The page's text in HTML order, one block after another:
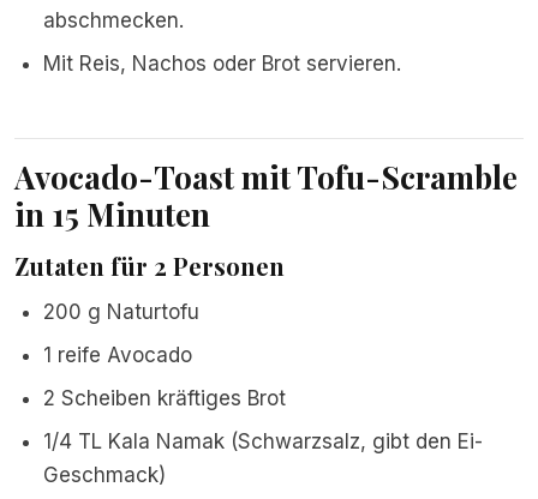
abschmecken.
Mit Reis, Nachos oder Brot servieren.
Avocado-Toast mit Tofu-Scramble
in 15 Minuten
Zutaten für 2 Personen
200 g Naturtofu
1 reife Avocado
2 Scheiben kräftiges Brot
1/4 TL Kala Namak (Schwarzsalz, gibt den Ei-
Geschmack)